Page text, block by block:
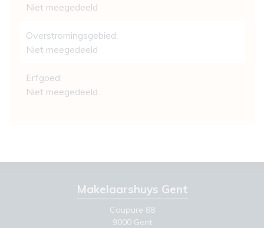
Niet meegedeeld
Overstromingsgebied:
Niet meegedeeld
Erfgoed:
Niet meegedeeld
Makelaarshuys Gent
Coupure 88
9000 Gent